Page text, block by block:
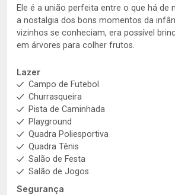
Ele é a união perfeita entre o que há de
a nostalgia dos bons momentos da
vizinhos se conheciam, era possível
em árvores para colher frutos.
Lazer
Campo de Futebol
Churrasqueira
Pista de Caminhada
Playground
Quadra Poliesportiva
Quadra Tênis
Salão de Festa
Salão de Jogos
Segurança